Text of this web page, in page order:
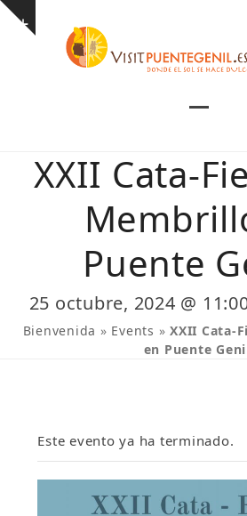
Skip
Show
mobile
menu
mobile
menu
XXII Cata-
Puente
25 octubre, 2024 @
Bienvenida » Events » XXII Cata-
en Puente
Este evento ya ha terminado.